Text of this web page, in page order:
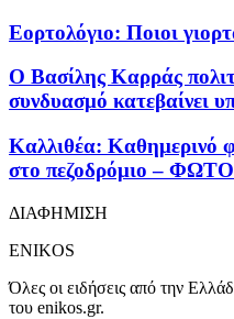
Εορτολόγιο: Ποιοι
Ο Βασίλης Καρράς
συνδυασμό κατεβαίνει
Καλλιθέα: Καθημερινό
στο πεζοδρόμιο –
ΔΙΑΦΗΜΙΣΗ
ENIKOS
Όλες οι ειδήσεις από την
του enikos.gr.